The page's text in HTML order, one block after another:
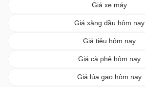
Giá xe máy
Giá xăng dầu hôm nay
Giá tiêu hôm nay
Giá cà phê hôm nay
Giá lúa gạo hôm nay